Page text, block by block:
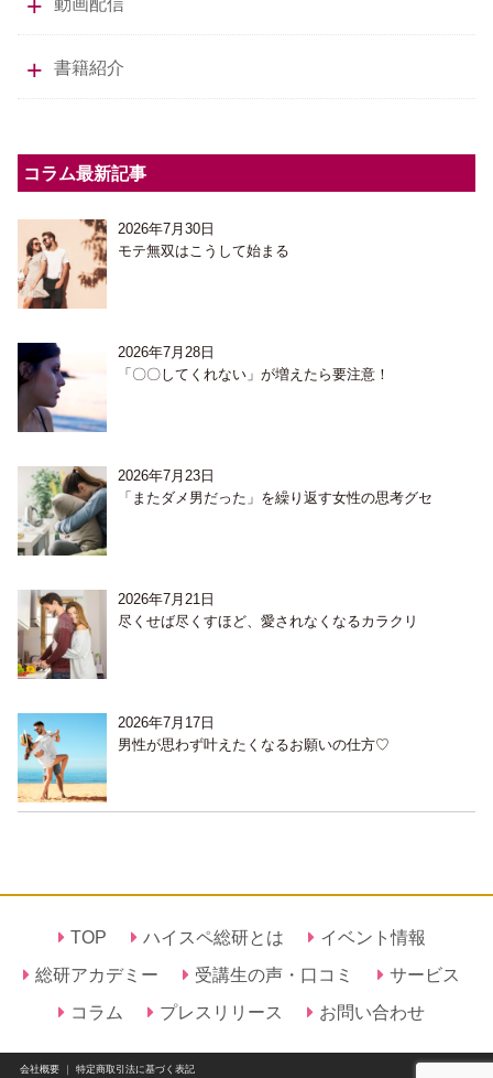
書籍紹介
コラム最新記事
2026年7月30日
モテ無双はこうして始まる
2026年7月28日
「〇〇してくれない」が増えたら要注意！
2026年7月23日
「またダメ男だった」を繰り返す女性の思考グセ
2026年7月21日
尽くせば尽くすほど、愛されなくなるカラクリ
2026年7月17日
男性が思わず叶えたくなるお願いの仕方♡
TOP ハイスペ総研とは
イベント情報
総研アカデミー
受講生の声・口コミ
サービス
コラム
プレスリリース お問い合わせ
会社概要｜ 特定商取引法に基づく表記